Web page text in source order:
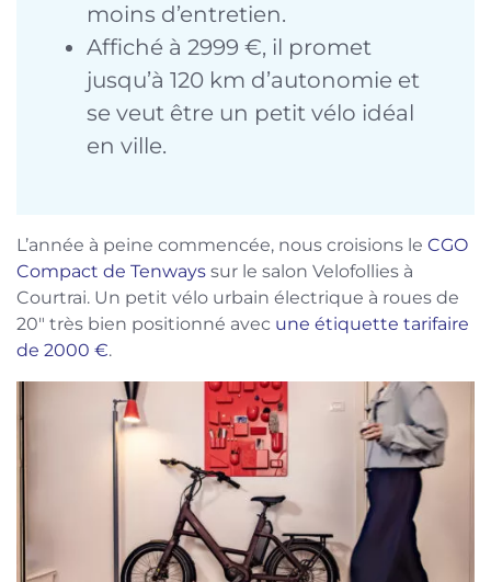
moins d’entretien.
Affiché à 2999 €, il promet
jusqu’à 120 km d’autonomie et
se veut être un petit vélo idéal
en ville.
L’année à peine commencée, nous croisions le CGO
Compact de Tenways sur le salon Velofollies à
Courtrai. Un petit vélo urbain électrique à roues de
20″ très bien positionné avec une étiquette tarifaire
de 2000 €.